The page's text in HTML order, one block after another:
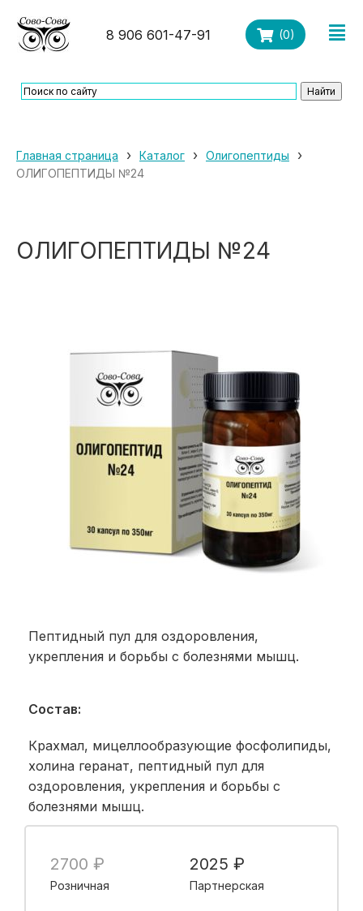
8 906 601-47-91 (0)
Главная страница › Каталог › Олигопептиды ›
ОЛИГОПЕПТИДЫ №24
ОЛИГОПЕПТИДЫ №24
Пептидный пул для оздоровления,
укрепления и борьбы с болезнями мышц.
Состав:
Крахмал, мицеллообразующие фосфолипиды,
холина геранат, пептидный пул для
оздоровления, укрепления и борьбы с
болезнями мышц.
2700 ₽
Розничная
2025 ₽
Партнерская